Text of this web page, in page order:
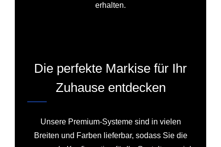
erhalten.
Die perfekte Markise für Ihr
Zuhause entdecken
Unsere Premium-Systeme sind in vielen
Breiten und Farben lieferbar, sodass Sie die